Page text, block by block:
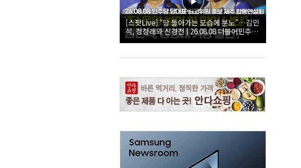
[스팟Live] “당 돌아가는 모습에 분노”…김민
석, 정청래와 신경전 | 26.08.08 더불어민주당
당대표·최고위원 후보 제주 합동연설회